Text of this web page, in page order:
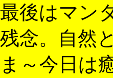
最後はマン
残念。自然
ま～今日は